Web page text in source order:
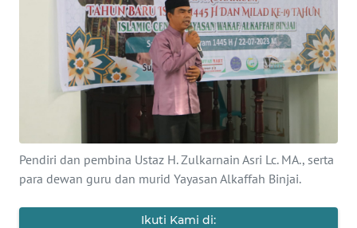
Pendiri dan pembina Ustaz H. Zulkarnain Asri Lc. MA., serta
para dewan guru dan murid Yayasan Alkaffah Binjai.
Ikuti Kami di:
KONTAK
INFO
IKLAN
TENTANG